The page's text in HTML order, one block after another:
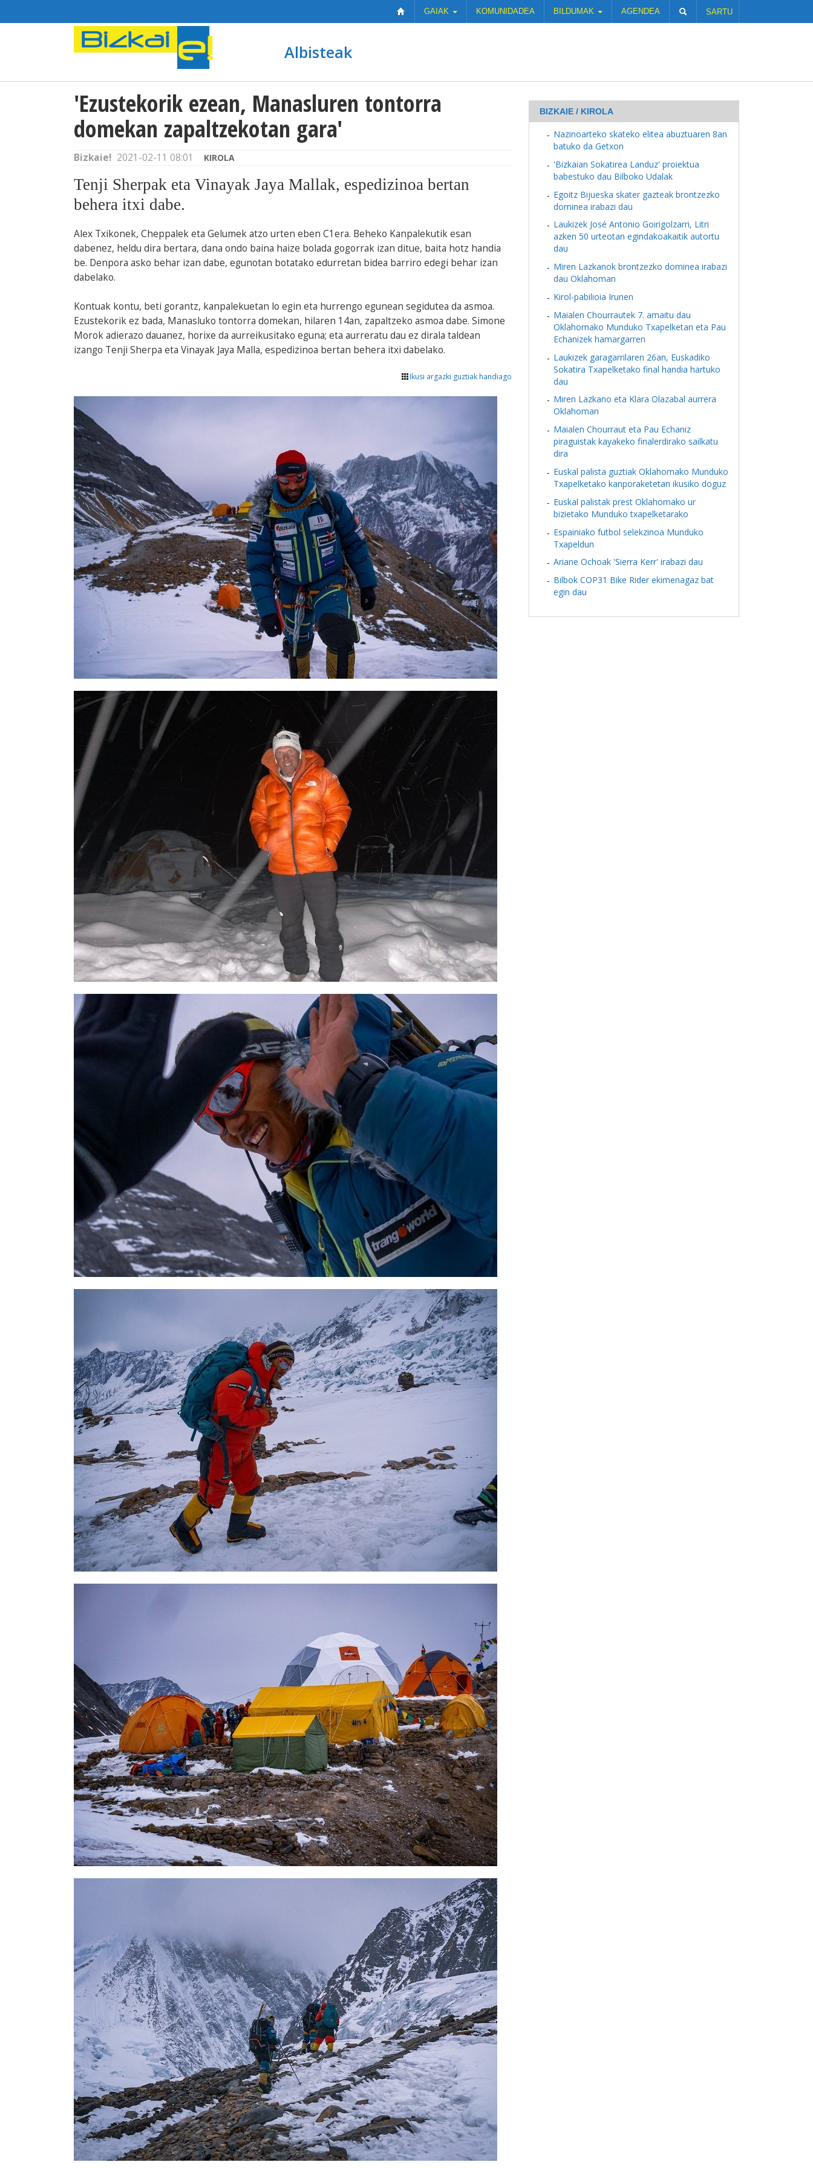
GAIAK KOMUNIDADEA BILDUMAK AGENDEA SARTU
Albisteak
'Ezustekorik ezean, Manasluren tontorra
domekan zapaltzekotan gara'
Bizkaie! 2021-02-11 08:01 KIROLA
Tenji Sherpak eta Vinayak Jaya Mallak, espedizinoa bertan
behera itxi dabe.
Alex Txikonek, Cheppalek eta Gelumek atzo urten eben C1era. Beheko Kanpalekutik esan
dabenez, heldu dira bertara, dana ondo baina haize bolada gogorrak izan ditue, baita hotz handia
be. Denpora asko behar izan dabe, egunotan botatako edurretan bidea barriro edegi behar izan
dabelako.
Kontuak kontu, beti gorantz, kanpalekuetan lo egin eta hurrengo egunean segidutea da asmoa.
Ezustekorik ez bada, Manasluko tontorra domekan, hilaren 14an, zapaltzeko asmoa dabe. Simone
Morok adierazo dauanez, horixe da aurreikusitako eguna; eta aurreratu dau ez dirala taldean
izango Tenji Sherpa eta Vinayak Jaya Malla, espedizinoa bertan behera itxi dabelako.
Ikusi argazki guztiak handiago
BIZKAIE / KIROLA
Nazinoarteko skateko elitea abuztuaren 8an
batuko da Getxon
'Bizkaian Sokatirea Landuz' proiektua
babestuko dau Bilboko Udalak
Egoitz Bijueska skater gazteak brontzezko
dominea irabazi dau
Laukizek José Antonio Goirigolzarri, Litri
azken 50 urteotan egindakoakaitik autortu
dau
Miren Lazkanok brontzezko dominea irabazi
dau Oklahoman
Kirol-pabilioia Irunen
Maialen Chourrautek 7. amaitu dau
Oklahomako Munduko Txapelketan eta Pau
Echanizek hamargarren
Laukizek garagarrilaren 26an, Euskadiko
Sokatira Txapelketako final handia hartuko
dau
Miren Lazkano eta Klara Olazabal aurrera
Oklahoman
Maialen Chourraut eta Pau Echaniz
piraguistak kayakeko finalerdirako sailkatu
dira
Euskal palista guztiak Oklahomako Munduko
Txapelketako kanporaketetan ikusiko doguz
Euskal palistak prest Oklahomako ur
bizietako Munduko txapelketarako
Espainiako futbol selekzinoa Munduko
Txapeldun
Ariane Ochoak 'Sierra Kerr' irabazi dau
Bilbok COP31 Bike Rider ekimenagaz bat
egin dau